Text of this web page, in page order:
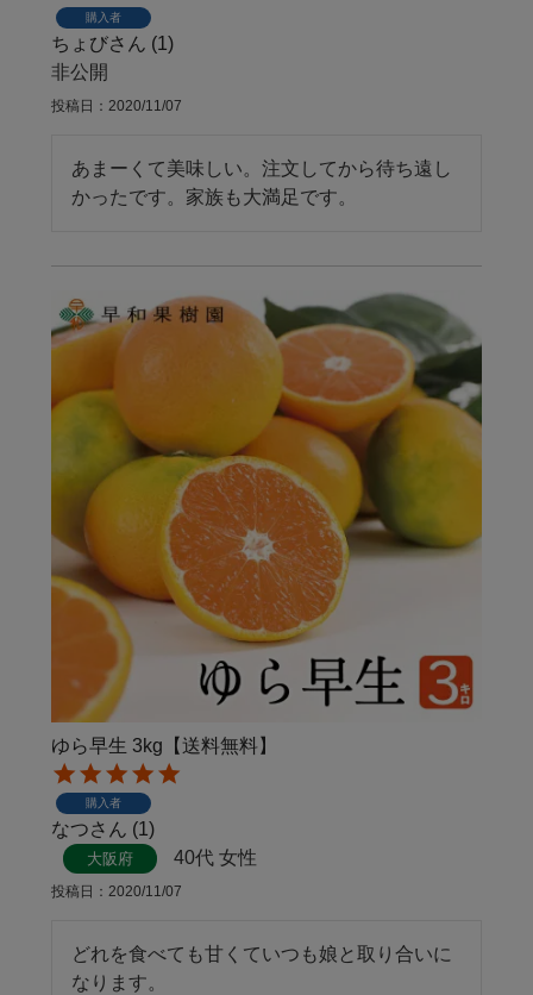
購入者
ちょび
1
非公開
投稿日 2020/11/07
あまーくて美味しい。注文してから待ち遠し
かったです。家族も大満足です。
ゆら早生 3kg【送料無料】
購入者
なつ 1
大阪府 40代 女性
投稿日 2020/11/07
どれを食べても甘くていつも娘と取り合いに
なります。